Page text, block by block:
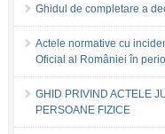
Ghidul de completare a
Actele normative cu
Oficial al României în
GHID PRIVIND ACTELE
PERSOANE FIZICE